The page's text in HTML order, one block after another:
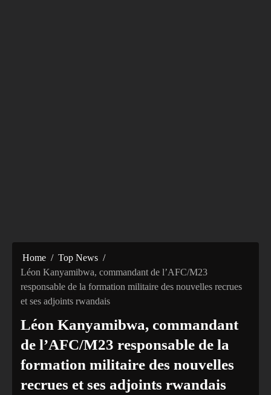
Home
Top News
Léon Kanyamibwa, commandant de l’AFC/M23
responsable de la formation militaire des nouvelles recrues
et ses adjoints rwandais
Léon Kanyamibwa, commandant
de l’AFC/M23 responsable de la
formation militaire des nouvelles
recrues et ses adjoints rwandais